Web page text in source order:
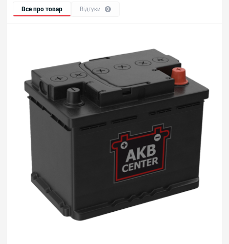
Все про товар Відгуки 0